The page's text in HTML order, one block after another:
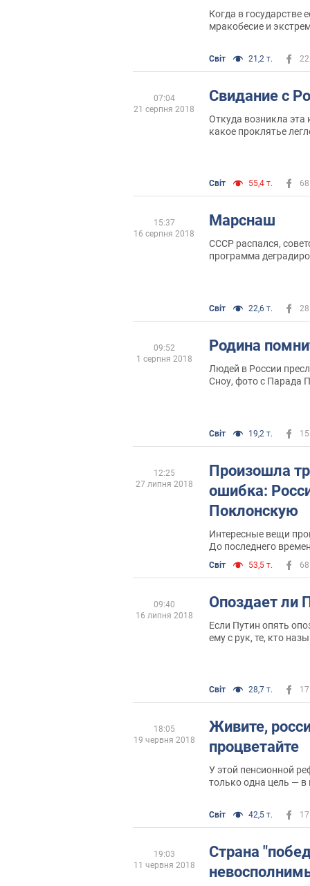
Когда в государстве
мракобесие и
особый путь" и
Світ 21,2 т. 22
Свидание с
Откуда возникла эта
какое проклятье
Світ 55,4 т. 68
07:04
21 серпня 2018
Марснаш
СССР распался,
программа
свою жизнь только к
Світ 22,6 т. 28
15:37
16 серпня 2018
Родина
Людей в России
Сноу, фото с Парада
шутка
Світ 19,2 т. 15
09:52
1 серпня 2018
Произошла
ошибка:
Поклонскую
Интересные вещи
До последнего
формировалось
полезных идиотов. А
довесок к
прокурора —
погонах и с лицом из
Світ 53,5 т. 68
12:25
27 липня 2018
Опоздает ли
Если Путин опять
ему с рук, те, кто
Світ 28,7 т. 17
09:40
16 липня 2018
Живите,
процветайте
У этой пенсионной
только одна цель — в
Світ 42,5 т. 17
18:05
19 червня 2018
Страна
19:03
11 червня 2018